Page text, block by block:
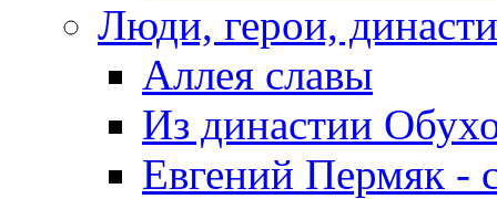
Люди, герои,
Аллея славы
Из династии
Евгений Пермяк -